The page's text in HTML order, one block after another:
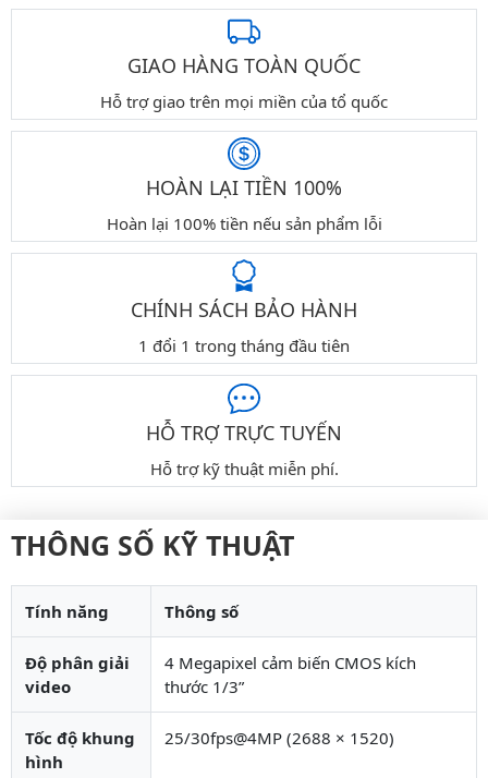
GIAO HÀNG TOÀN QUỐC
Hỗ trợ giao trên mọi miền của tổ quốc
HOÀN LẠI TIỀN 100%
Hoàn lại 100% tiền nếu sản phẩm lỗi
CHÍNH SÁCH BẢO HÀNH
1 đổi 1 trong tháng đầu tiên
HỖ TRỢ TRỰC TUYẾN
Hỗ trợ kỹ thuật miễn phí.
THÔNG SỐ KỸ THUẬT
Tính năng Thông số
Độ phân giải
video
4 Megapixel cảm biến CMOS kích
thước 1/3”
Tốc độ khung
hình
25/30fps@4MP (2688 × 1520)